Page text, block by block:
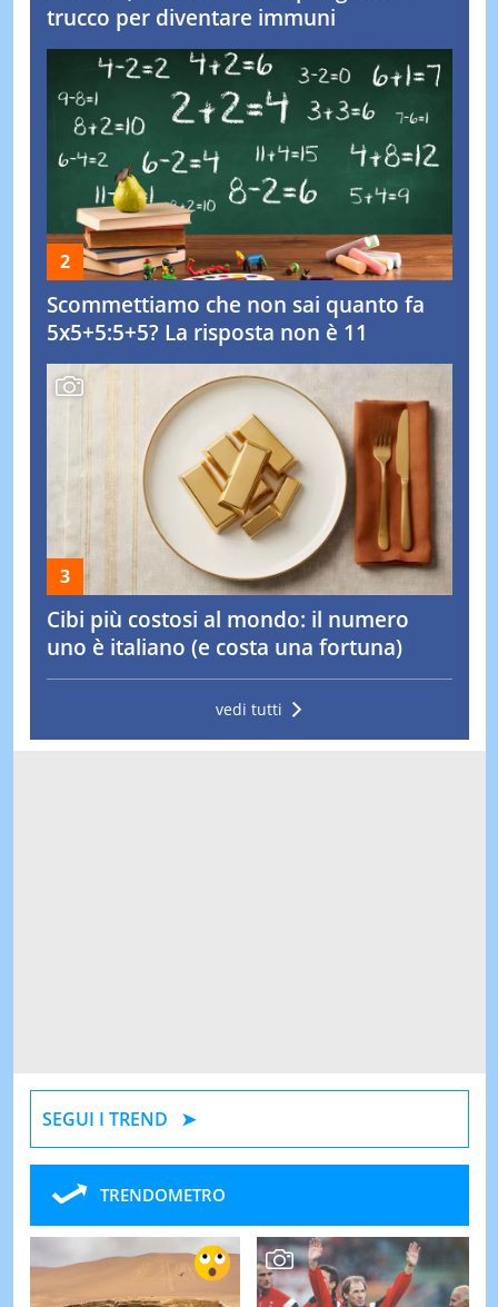
trucco per diventare immuni
Scommettiamo che non sai quanto fa
5x5+5:5+5? La risposta non è 11
Cibi più costosi al mondo: il numero
uno è italiano (e costa una fortuna)
vedi tutti
SEGUI I TREND
TRENDOMETRO